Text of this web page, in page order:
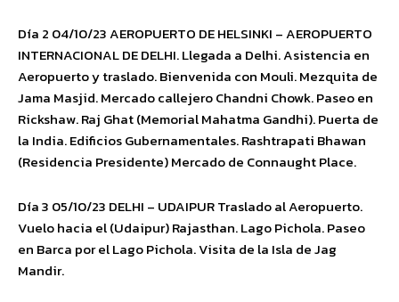
Día 2 04/10/23 AEROPUERTO DE HELSINKI – AEROPUERTO
INTERNACIONAL DE DELHI. Llegada a Delhi. Asistencia en
Aeropuerto y traslado. Bienvenida con Mouli. Mezquita de
Jama Masjid. Mercado callejero Chandni Chowk. Paseo en
Rickshaw. Raj Ghat (Memorial Mahatma Gandhi). Puerta de
la India. Edificios Gubernamentales. Rashtrapati Bhawan
(Residencia Presidente) Mercado de Connaught Place.
Día 3 05/10/23 DELHI – UDAIPUR Traslado al Aeropuerto.
Vuelo hacia el (Udaipur) Rajasthan. Lago Pichola. Paseo
en Barca por el Lago Pichola. Visita de la Isla de Jag
Mandir.